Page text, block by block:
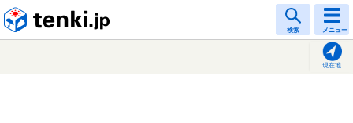
検索 メニュー
現在地